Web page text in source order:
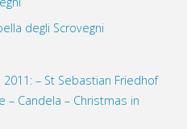
degli Scrovegni
– St Sebastian Friedhof
– Candela – Christmas in